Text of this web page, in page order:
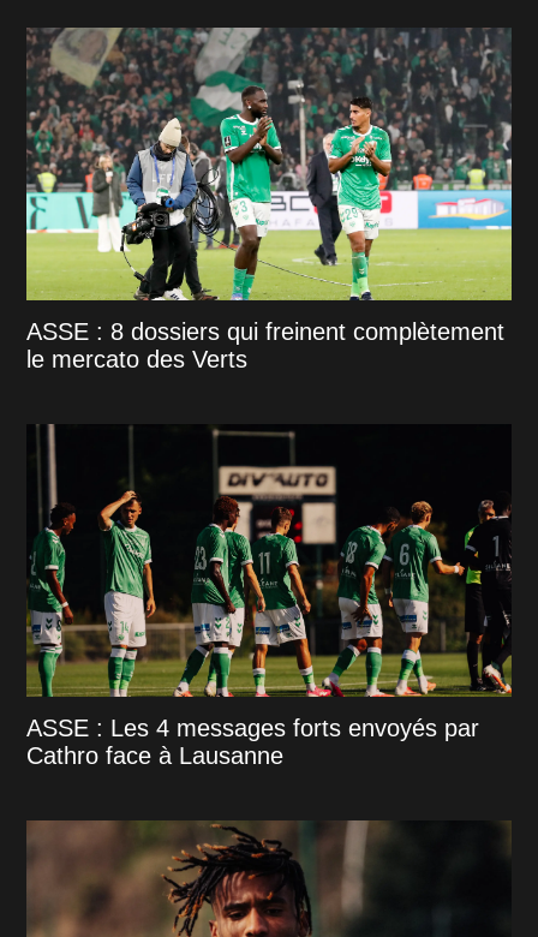
ASSE : 8 dossiers qui freinent complètement
le mercato des Verts
ASSE : Les 4 messages forts envoyés par
Cathro face à Lausanne